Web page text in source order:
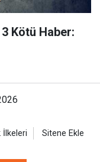
Kötü Haber:
İlkeleri Sitene Ekle